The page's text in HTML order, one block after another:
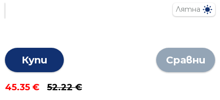
Лятна
Купи Сравни
45.35 € 52.22 €